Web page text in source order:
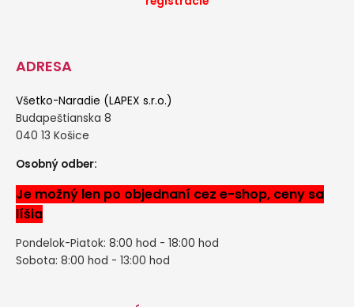
ADRESA
Všetko-Naradie (LAPEX s.r.o.)
Budapeštianska 8
040 13 Košice
Osobný odber:
Je možný len po objednaní cez e-shop, ceny sa
líšia
Pondelok-Piatok: 8:00 hod - 18:00 hod
Sobota: 8:00 hod - 13:00 hod